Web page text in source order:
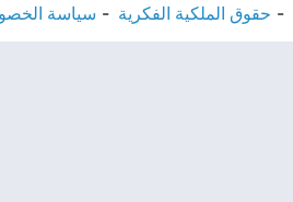
حقوق الملكية الفكرية سياسة